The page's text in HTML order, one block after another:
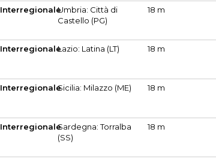
InterregionaleUmbria: Città di
Castello (PG)
18 m
InterregionaleLazio: Latina (LT) 18 m
InterregionaleSicilia: Milazzo (ME) 18 m
InterregionaleSardegna: Torralba
(SS)
18 m